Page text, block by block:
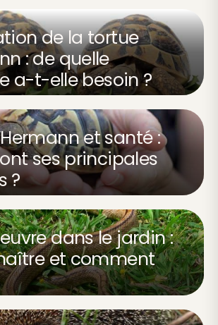
de la tortue
: de quelle
a-t-elle besoin ?
et santé :
ses principales
?
dans le jardin :
et comment